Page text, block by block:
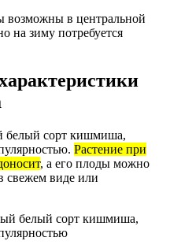
возможны в центральной
на зиму потребуется
белый сорт кишмиша,
Растение при
, а его плоды можно
свежем виде или